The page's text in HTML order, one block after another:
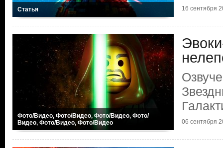
Статья 16 сентября
Фото/Видео, Фото/Видео, Фото/Видео, Фото/
Видео, Фото/Видео, Фото/Видео
06 сентября